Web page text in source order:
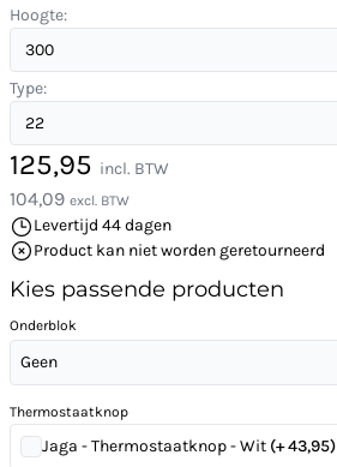
Hoogte:
Type:
125,95 incl. BTW
104,09 excl. BTW
Levertijd 44 dagen
Product kan niet worden geretourneerd
Kies passende producten
Onderblok
Geen
Thermostaatknop
Jaga - Thermostaatknop - Wit (+ 43,95)